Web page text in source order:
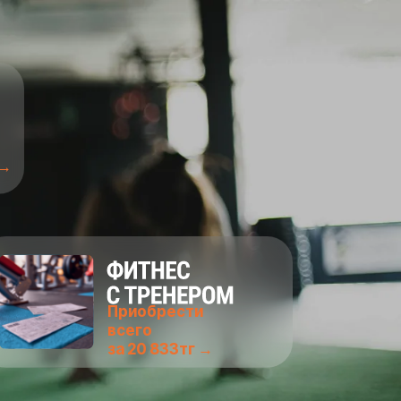
Приобрести
всего
за 20 833тг →